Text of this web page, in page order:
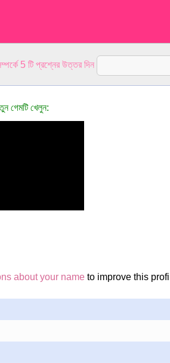
5 টি প্রশ্নের উত্তর দিন
গেমটি খেলুন:
about your nameto improve this